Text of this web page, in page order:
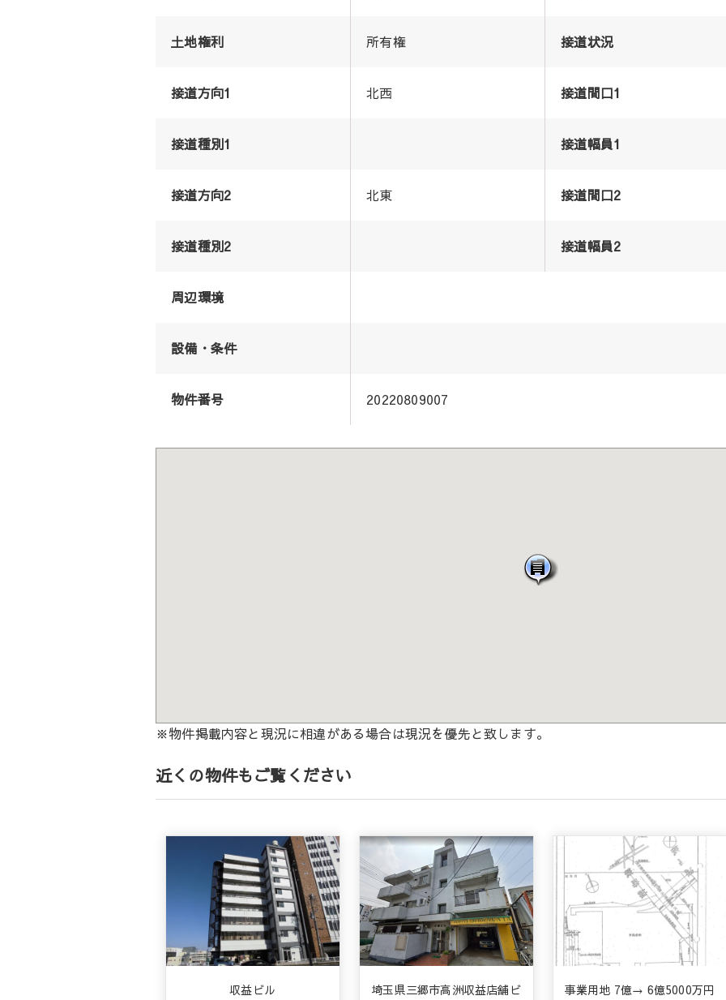
土地権利 所有権 接道状況
接道方向1 北西 接道間口1
接道種別1 接道幅員1
接道方向2 北東 接道間口2
接道種別2 接道幅員2
周辺環境
設備・条件
物件番号 20220809007
※物件掲載内容と現況に相違がある場合は現況を優先と致します。
近くの物件もご覧ください
収益ビル
埼玉県三郷市高洲収益店舗ビ
事業用地 7億→ 6億5000万円